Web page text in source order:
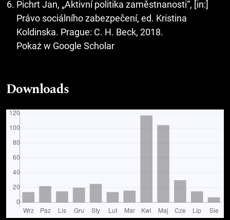
Pichrt Jan, „Aktivní politika zaměstnanosti“, [in:]
Právo sociálního zabezpečení, ed. Kristina
Koldinska. Prague: C. H. Beck, 2018.
Pokaż w Google Scholar
Downloads